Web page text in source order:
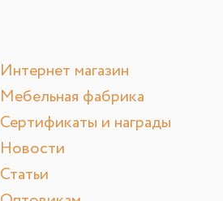
Интернет магазин
Мебельная фабрика
Сертификаты и награды
Новости
Статьи